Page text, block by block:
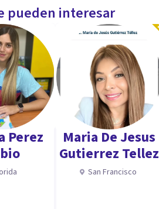
pueden interesar
Perez
Maria De Jesus
Gutierrez Tellez
San Francisco